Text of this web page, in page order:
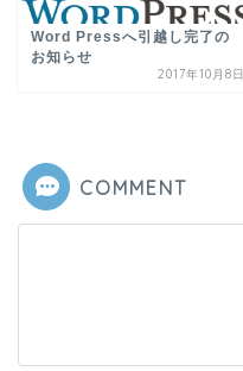
Word Pressへ引越し完了の
お知らせ
2017年10月8日
COMMENT